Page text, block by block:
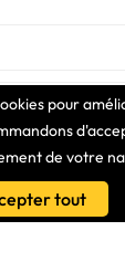
pour
de votre
tout